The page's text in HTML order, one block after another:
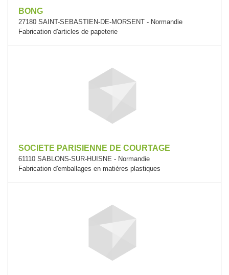
BONG
27180 SAINT-SEBASTIEN-DE-MORSENT - Normandie
Fabrication d'articles de papeterie
SOCIETE PARISIENNE DE COURTAGE
61110 SABLONS-SUR-HUISNE - Normandie
Fabrication d'emballages en matières plastiques